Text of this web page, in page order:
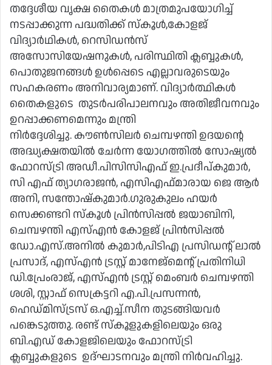
തദ്ദേശീയ വൃക്ഷ തൈകൾ മാത്രമുപയോഗിച്ച്
നടപ്പാക്കുന്ന പദ്ധതിക്ക് സ്‌കൂൾ,കോളജ്
വിദ്യാർഥികൾ, റെസിഡൻസ്
അസോസിയേഷനുകൾ, പരിസ്ഥിതി ക്ലബ്ബുകൾ,
പൊതുജനങ്ങൾ ഉൾപ്പെടെ എല്ലാവരുടെയും
സഹകരണം അനിവാര്യമാണ്. വിദ്യാർത്ഥികൾ
തൈകളുടെ തുടർപരിപാലനവും അതിജീവനവും
ഉറപ്പാക്കണമെന്നും മന്ത്രി
നിർദ്ദേശിച്ചു. കൗൺസിലർ ചെമ്പഴന്തി ഉദയന്റെ
അദ്ധ്യക്ഷതയിൽ ചേർന്ന യോഗത്തിൽ സോഷ്യൽ
ഫോറസ്ട്രി അഡീ.പിസിസിഎഫ് ഇ.പ്രദീപ്കുമാർ,
സി എഫ് ത്യാഗരാജൻ, എസിഎഫ്മാരായ ജെ ആർ
അനി, സന്തോഷ്‌കുമാർ.ഗുരുകുലം ഹയർ
സെക്കണ്ടറി സ്‌കൂൾ പ്രിൻസിപ്പൽ ജയാബിനി,
ചെമ്പഴന്തി എസ്എൻ കോളജ് പ്രിൻസിപ്പൽ
ഡോ.എസ്.അനിൽ കുമാർ,പിടിഎ പ്രസിഡന്റ് ലാൽ
പ്രസാദ്, എസ്എൻ ട്രസ്റ്റ് മാനേജ്മെന്റ് പ്രതിനിധി
ഡി.പ്രേംരാജ്, എസ്എൻ ട്രസ്റ്റ് മെംബർ ചെമ്പഴന്തി
ശശി, സ്റ്റാഫ് സെക്രട്ടറി എ.പി.പ്രസന്നൻ,
ഹെഡ്മിസ്ട്രസ് ഒ.എച്ച്.സീന തുടങ്ങിയവർ
പങ്കെടുത്തു. രണ്ട് സ്‌കൂളുകളിലെയും ഒരു
ബി.എഡ് കോളജിലെയും ഫോറസ്ട്രി
ക്ലബ്ബുകളുടെ ഉദ്ഘാടനവും മന്ത്രി നിർവഹിച്ചു.